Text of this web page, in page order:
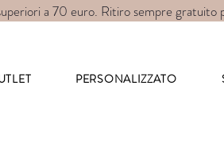
a 70 euro. Ritiro sempre gratuito
PERSONALIZZATO